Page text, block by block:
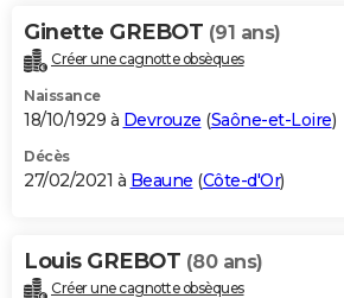
Ginette GREBOT (91 ans)
Créer une cagnotte obsèques
Naissance
18/10/1929 à Devrouze (Saône-et-Loire)
Décès
27/02/2021 à Beaune (Côte-d'Or)
Louis GREBOT (80 ans)
Créer une cagnotte obsèques